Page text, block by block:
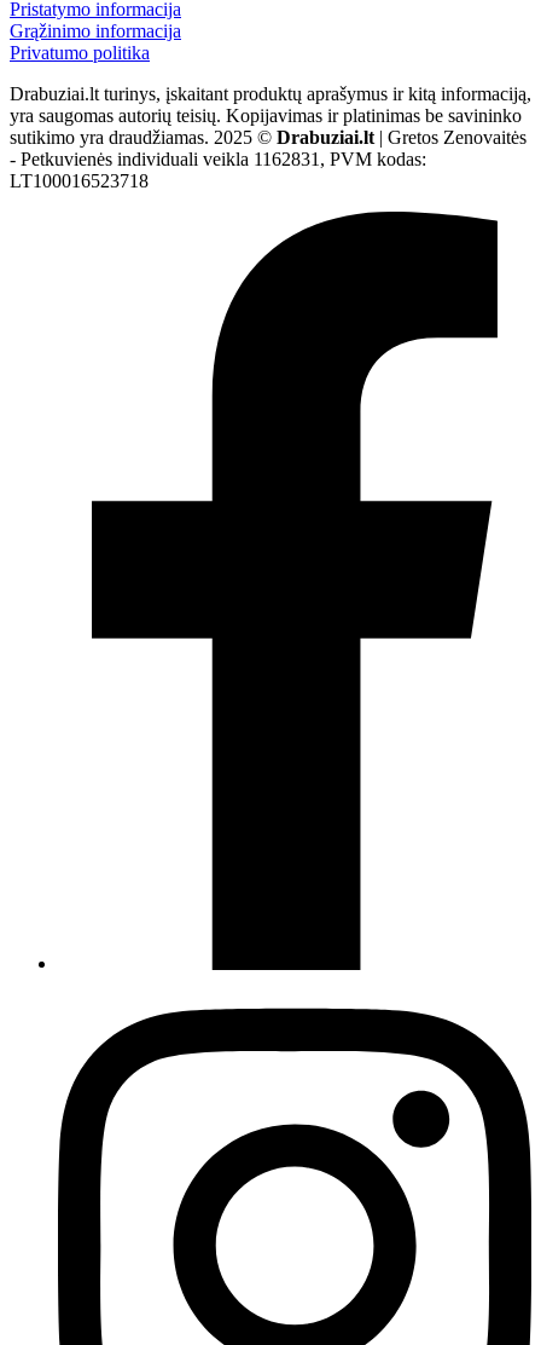
Pristatymo informacija
Grąžinimo informacija
Privatumo politika
Drabuziai.lt turinys, įskaitant produktų aprašymus ir kitą informaciją,
yra saugomas autorių teisių. Kopijavimas ir platinimas be savininko
sutikimo yra draudžiamas. 2025 © Drabuziai.lt | Gretos Zenovaitės
- Petkuvienės individuali veikla 1162831, PVM kodas:
LT100016523718